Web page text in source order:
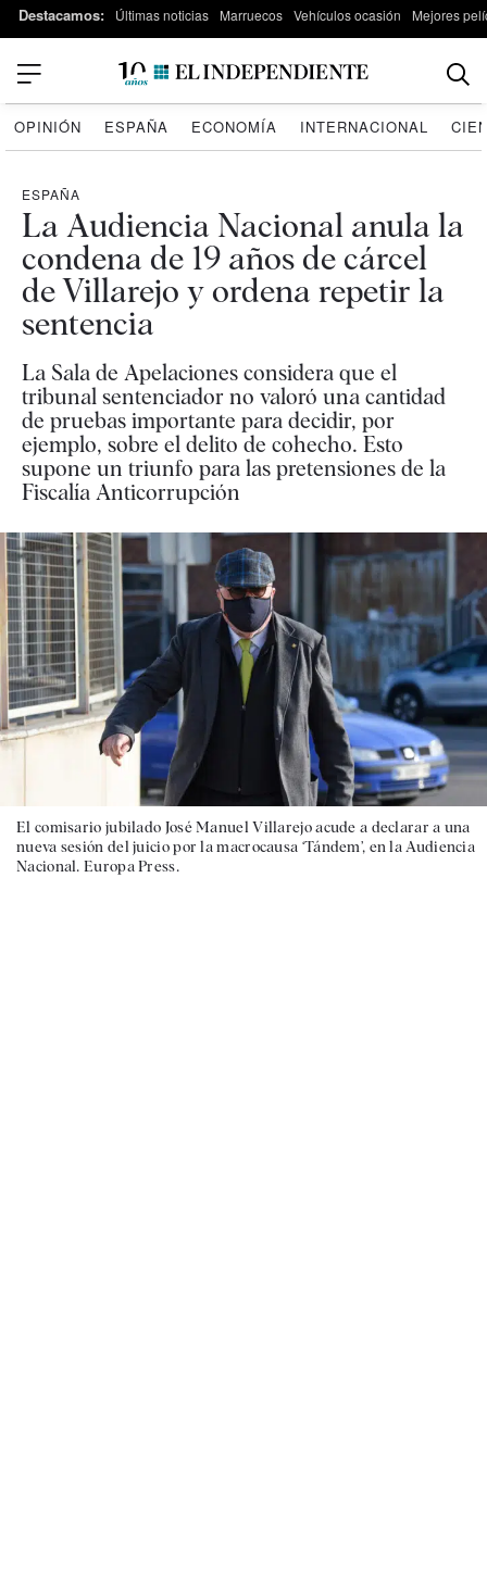
Destacamos: Últimas noticias Marruecos Vehículos ocasión Mejores
OPINIÓN ESPAÑA ECONOMÍA INTERNACIONAL
ESPAÑA
La Audiencia Nacional anula la
condena de 19 años de cárcel
de Villarejo y ordena repetir la
sentencia
La Sala de Apelaciones considera que el
tribunal sentenciador no valoró una cantidad
de pruebas importante para decidir, por
ejemplo, sobre el delito de cohecho. Esto
supone un triunfo para las pretensiones de la
Fiscalía Anticorrupción
El comisario jubilado José Manuel Villarejo acude a declarar a una
nueva sesión del juicio por la macrocausa ‘Tándem’, en la Audiencia
Nacional. Europa Press.